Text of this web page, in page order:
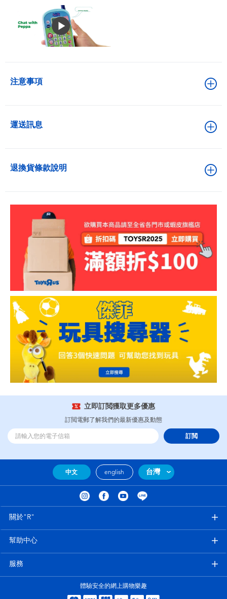
注意事項
運送訊息
退換貨條款說明
立即訂閲獲取更多優惠
訂閲電郵了解我們的最新優惠及動態
訂閲
中文 english 台灣
關於"R"
幫助中心
服務
體驗安全的網上購物樂趣